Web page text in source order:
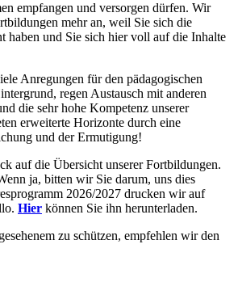
empfangen und versorgen dürfen. Wir
mehr an, weil Sie sich die
haben und Sie sich hier voll auf die Inhalte
Anregungen für den pädagogischen
regen Austausch mit anderen
die sehr hohe Kompetenz unserer
erweiterte Horizonte durch eine
und der Ermutigung!
auf die Übersicht unserer Fortbildungen.
ja, bitten wir Sie darum, uns dies
2026/2027 drucken wir auf
Hier können Sie ihn herunterladen.
zu schützen, empfehlen wir den